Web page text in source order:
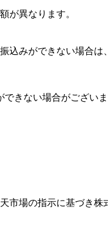
が異なります。
込みができない場合は
きない場合がございま
市場の指示に基づき株